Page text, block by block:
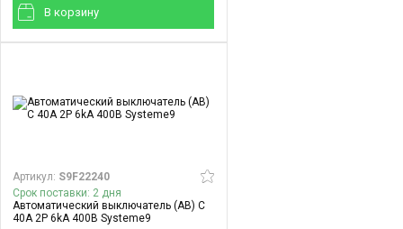
В корзинy
Артикул: S9F22240
Срок поставки: 2 дня
Автоматический выключатель (АВ) C
40A 2P 6kA 400В Systeme9